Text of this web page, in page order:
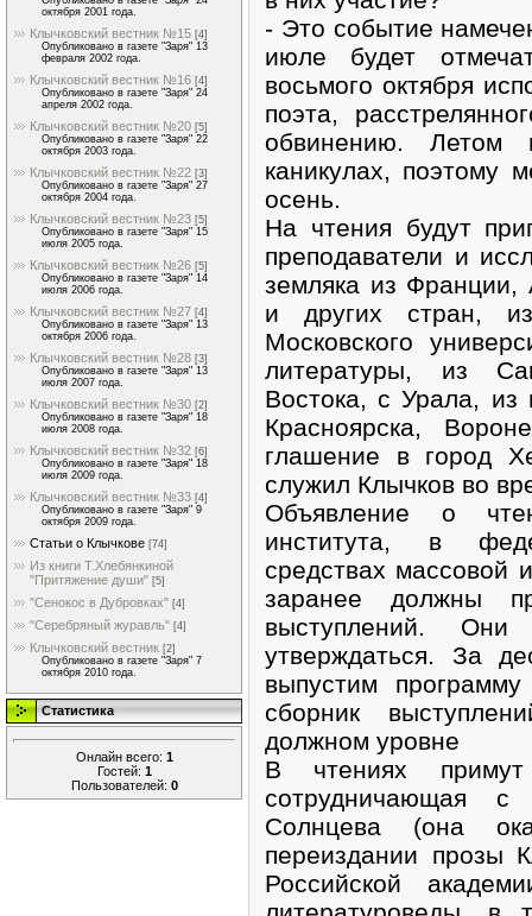
октября 2001 года.
Клычковский вестник №15 [4]
Опубликовано в газете "Заря" 13
февраля 2002 года.
Клычковский вестник №16 [4]
Опубликовано в газете "Заря" 24
апреля 2002 года.
Клычковский вестник №20 [5]
Опубликовано в газете "Заря" 22
октября 2003 года.
Клычковский вестник №22 [3]
Опубликовано в газете "Заря" 27
октября 2004 года.
Клычковский вестник №23 [5]
Опубликовано в газете "Заря" 15
июля 2005 года.
Клычковский вестник №26 [5]
Опубликовано в газете "Заря" 14
июля 2006 года.
Клычковский вестник №27 [4]
Опубликовано в газете "Заря" 13
октября 2006 года.
Клычковский вестник №28 [3]
Опубликовано в газете "Заря" 13
июля 2007 года.
Клычковский вестник №30 [2]
Опубликовано в газете "Заря" 18
июля 2008 года.
Клычковский вестник №32 [6]
Опубликовано в газете "Заря" 18
июля 2009 года.
Клычковский вестник №33 [4]
Опубликовано в газете "Заря" 9
октября 2009 года.
Статьи о Клычкове [74]
Из книги Т.Хлебянкиной
"Притяжение души" [5]
"Сенокос в Дубровках" [4]
"Серебряный журавль" [4]
Клычковский вестник [2]
Опубликовано в газете "Заря" 7
октября 2010 года.
Статистика
Онлайн всего: 1
Гостей: 1
Пользователей: 0
- Это событие
июле будет
восьмого октября
поэта,
обвинению. Летом
каникулах, поэтому
осень.
На чтения будут
преподаватели и
земляка из Франции,
и других стран,
Московского
литературы, из
Востока, с Урала, из
Красноярска,
глашение в город
служил Клычков во
Объявление о
института, в
средствах массовой
заранее должны
выступлений. Они
утверждаться. За
выпустим
сборник
должном уровне
В чтениях
сотрудничающая
Солнцева (она
переиздании прозы
Российской